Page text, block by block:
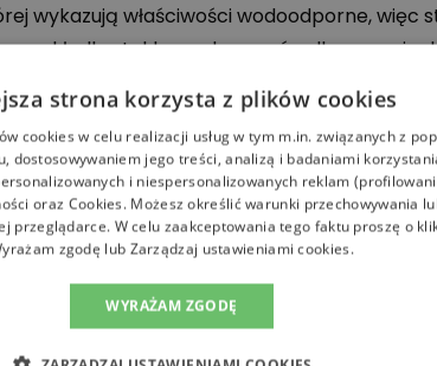
wykazują właściwości wodoodporne,
wkładka. Lekka podeszwa środkowa z
buty wykazują się doskonałą
strona korzysta z plików cookies
cookies w celu realizacji usług w tym m.in. związanych z
dostosowywaniem jego treści, analizą i badaniami
i niespersonalizowanych reklam
oraz Cookies. Możesz określić warunki przechowywania
przeglądarce. W celu zaakceptowania tego faktu proszę o
zgodę lub Zarządzaj ustawieniami cookies.
WYRAŻAM ZGODĘ